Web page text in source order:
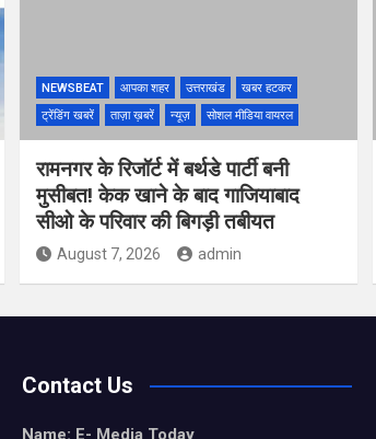
NEWSBEAT आपका शहर उत्तराखंड
खबर हटकर
ट्रेंडिंग खबरें
ताज़ा ख़बरें न्यूज़ सोशल मीडिया वायरल
रामनगर के रिजॉर्ट में बर्थडे पार्टी बनी
मुसीबत! केक खाने के बाद गाजियाबाद
सीओ के परिवार की बिगड़ी तबीयत
August 7, 2026 admin
Contact Us
Name: E- Media Today